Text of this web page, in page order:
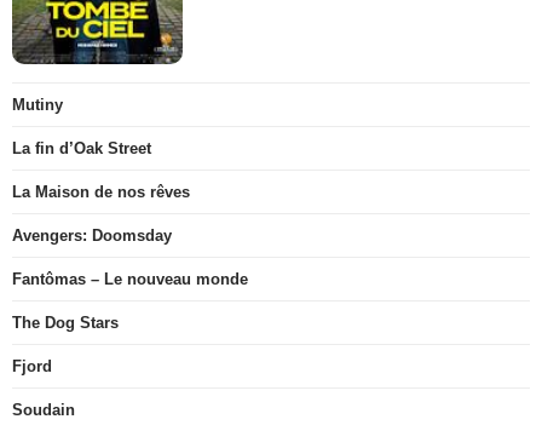
Mutiny
La fin d’Oak Street
La Maison de nos rêves
Avengers: Doomsday
Fantômas – Le nouveau monde
The Dog Stars
Fjord
Soudain